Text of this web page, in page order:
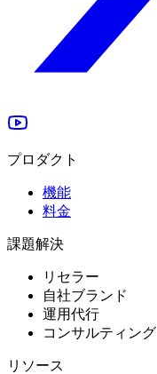
プロダクト
機能
料金
課題解決
リセラー
自社ブランド
運用代行
コンサルティング
リソース